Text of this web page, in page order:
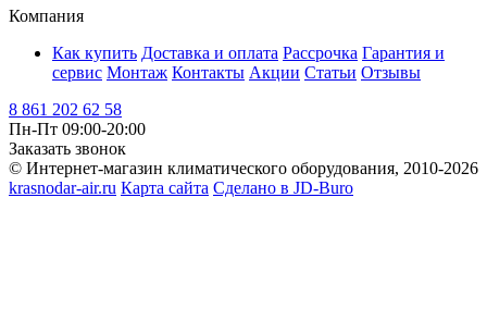
Компания
Как купить Доставка и оплата Рассрочка Гарантия и
сервис Монтаж Контакты Акции Статьи Отзывы
8 861 202 62 58
Пн-Пт 09:00-20:00
Заказать звонок
© Интернет-магазин климатического оборудования, 2010-2026
krasnodar-air.ru Карта сайта Сделано в JD-Buro